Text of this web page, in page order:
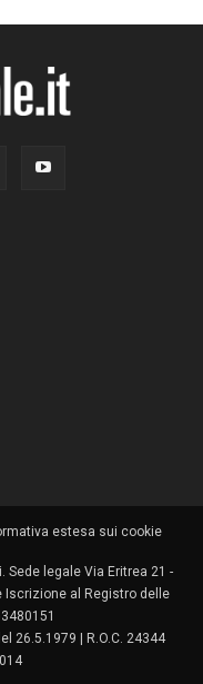
estesa sui cookie
Sede legale Via Eritrea 21 -
Iscrizione al Registro delle
26.5.1979 | R.O.C. 24344